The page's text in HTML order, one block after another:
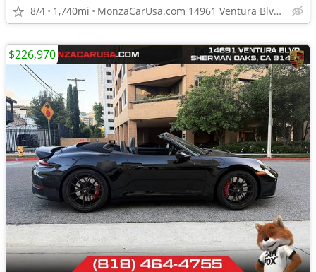
8/4 1,740mi MonzaCarUsa.com 14961 Ventura Blvd Sherman Oaks
$226,970